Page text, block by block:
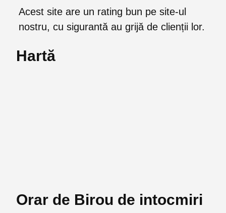
Acest site are un rating bun pe site-ul
nostru, cu sigurantă au grijă de clienții lor.
Hartă
Orar de Birou de intocmiri